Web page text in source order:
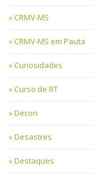
CRMV-MS
CRMV-MS em Pauta
Curiosidades
Curso de RT
Decon
Desastres
Destaques